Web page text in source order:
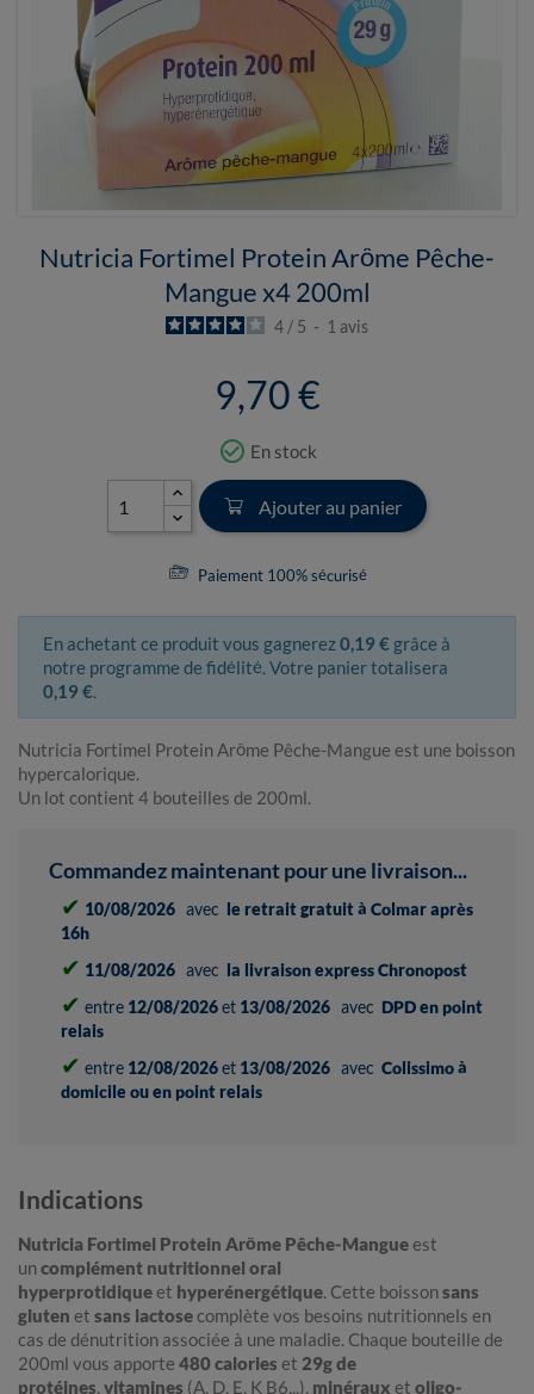
Nutricia Fortimel Protein Arôme Pêche-
Mangue x4 200ml
4 / 5 - 1 avis
9,70 €
check_circle_outline En stock
Ajouter au panier
Paiement 100% sécurisé
En achetant ce produit vous gagnerez0,19 € grâce à
notre programme de fidélité. Votre panier totalisera
0,19 €.
Nutricia Fortimel Protein Arôme Pêche-Mangue est une boisson
hypercalorique.
Un lot contient 4 bouteilles de 200ml.
Commandez maintenant pour une livraison...
✔ 10/08/2026 avec le retrait gratuit à Colmar après
16h
✔ 11/08/2026 avec la livraison express Chronopost
✔ entre 12/08/2026et 13/08/2026 avec DPD en point
relais
✔ entre 12/08/2026et 13/08/2026 avec Colissimo à
domicile ou en point relais
Indications
Nutricia Fortimel Protein Arôme Pêche-Mangueest
uncomplément nutritionnel oral
hyperprotidiqueet hyperénergétique. Cette boissonsans
gluten et sans lactosecomplète vos besoins nutritionnels en
cas de dénutrition associée à une maladie. Chaque bouteille de
200ml vous apporte 480 calories et 29g de
protéines, vitamines (A, D, E, K B6...), minéraux et oligo-